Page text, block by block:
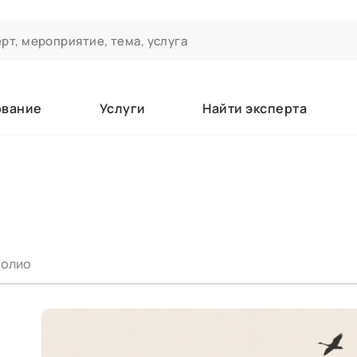
Услуги Найти эксперта
вы зачисляетесь/уже зачислены в качестве